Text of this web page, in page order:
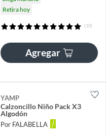
Retira hoy
(10)
Agregar
YAMP
Calzoncillo Niño Pack X3
Algodón
Por FALABELLA